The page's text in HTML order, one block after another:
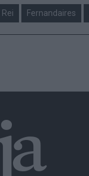
Fernandaires